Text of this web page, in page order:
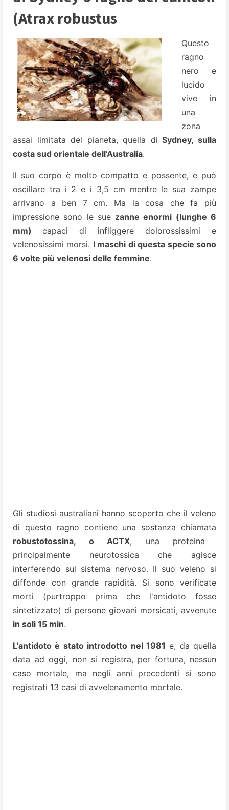
(Atrax robustus
Questo
ragno
nero e
lucido
vive in
una
zona
assai limitata del pianeta, quella di Sydney, sulla
costa sud orientale dell’Australia.
Il suo corpo è molto compatto e possente, e può
oscillare tra i 2 e i 3,5 cm mentre le sua zampe
arrivano a ben 7 cm. Ma la cosa che fa più
impressione sono le sue zanne enormi (lunghe 6
mm) capaci di infliggere dolorossissimi e
velenosissimi morsi. I maschi di questa specie sono
6 volte più velenosi delle femmine.
Gli studiosi australiani hanno scoperto che il veleno
di questo ragno contiene una sostanza chiamata
robustotossina, o ACTX, una proteina
principalmente neurotossica che agisce
interferendo sul sistema nervoso. Il suo veleno si
diffonde con grande rapidità. Si sono verificate
morti (purtroppo prima che l'antidoto fosse
sintetizzato) di persone giovani morsicati, avvenute
in soli 15 min.
L'antidoto è stato introdotto nel 1981 e, da quella
data ad oggi, non si registra, per fortuna, nessun
caso mortale, ma negli anni precedenti si sono
registrati 13 casi di avvelenamento mortale.